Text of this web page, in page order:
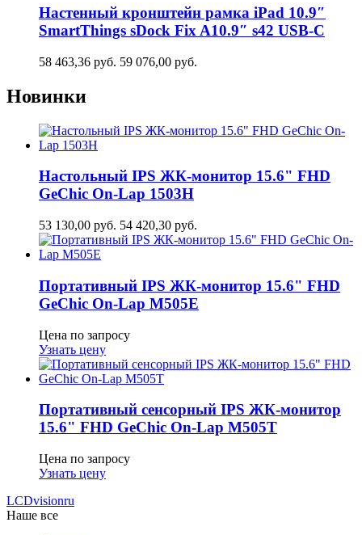
Настенный кронштейн рамка iPad 10.9″
SmartThings sDock Fix A10.9″ s42 USB-C
58 463,36 руб. 59 076,00 руб.
Новинки
Настольный IPS ЖК-монитор 15.6" FHD
GeСhic On-Lap 1503H
53 130,00 руб. 54 420,30 руб.
Портативный IPS ЖК-монитор 15.6" FHD
GeСhic On-Lap M505E
Цена по запросу
Узнать цену
Портативный сенсорный IPS ЖК-монитор
15.6" FHD GeСhic On-Lap M505T
Цена по запросу
Узнать цену
LCDvisionru
Наше все